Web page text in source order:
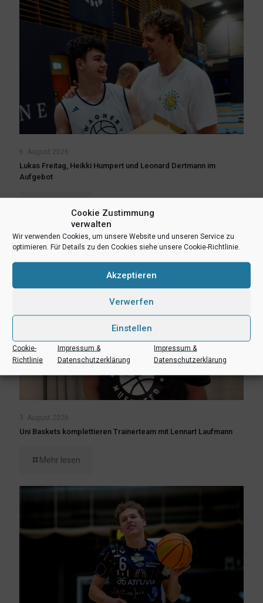
Cookie Zustimmung
verwalten
Wir verwenden Cookies, um unsere Website und unseren Service zu
optimieren. Für Details zu den Cookies siehe unsere Cookie-Richtlinie.
Akzeptieren
Verwerfen
Einstellen
Cookie-
Richtlinie
Impressum &
Datenschutzerklärung
Impressum &
Datenschutzerklärung
6. August 2026
Lukas Freitag, Heikki Humpert und Leonard Dertmann im
Aufgebot
3. August 2026
Uni Baskets komplettieren Trainerteam mit Lennart Laufmann
Mehr lesen